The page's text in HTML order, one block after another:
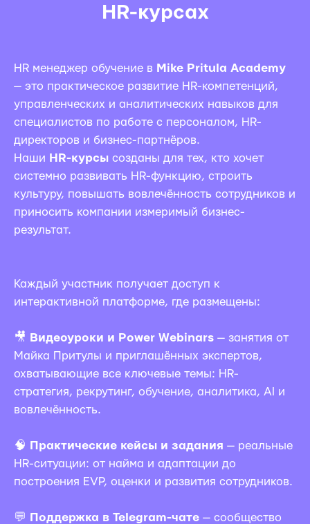
HR-курсах
HR менеджер обучение в Mike Pritula Academy
— это практическое развитие HR-компетенций,
управленческих и аналитических навыков для
специалистов по работе с персоналом, HR-
директоров и бизнес-партнёров.
Наши HR-курсы созданы для тех, кто хочет
системно развивать HR-функцию, строить
культуру, повышать вовлечённость сотрудников и
приносить компании измеримый бизнес-
результат.
Каждый участник получает доступ к
интерактивной платформе, где размещены:
🎥 Видеоуроки и Power Webinars — занятия от
Майка Притулы и приглашённых экспертов,
охватывающие все ключевые темы: HR-
стратегия, рекрутинг, обучение, аналитика, AI и
вовлечённость.
🧠 Практические кейсы и задания — реальные
HR-ситуации: от найма и адаптации до
построения EVP, оценки и развития сотрудников.
💬 Поддержка в Telegram-чате — сообщество